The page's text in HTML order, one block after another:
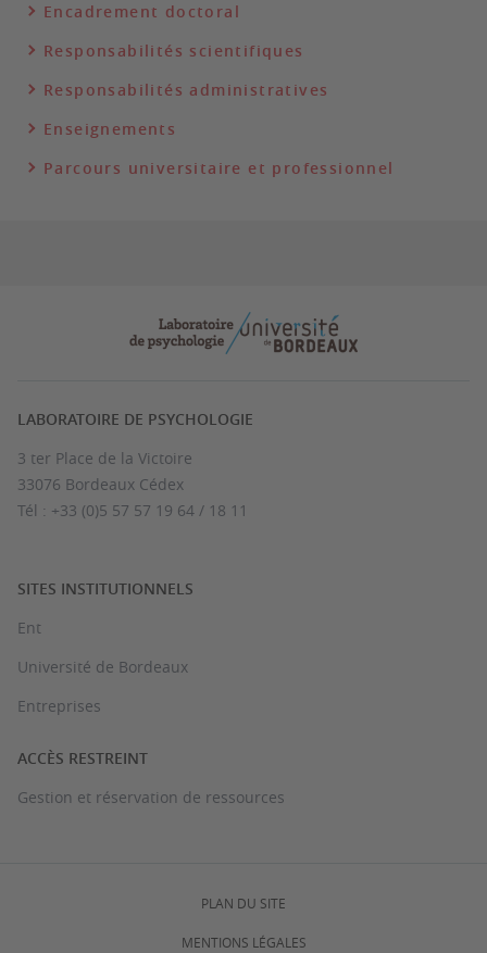
Encadrement doctoral
Responsabilités scientifiques
Responsabilités administratives
Enseignements
Parcours universitaire et professionnel
LABORATOIRE DE PSYCHOLOGIE
3 ter Place de la Victoire
33076 Bordeaux Cédex
Tél : +33 (0)5 57 57 19 64 / 18 11
SITES INSTITUTIONNELS
Ent
Université de Bordeaux
Entreprises
ACCÈS RESTREINT
Gestion et réservation de ressources
PLAN DU SITE
MENTIONS LÉGALES